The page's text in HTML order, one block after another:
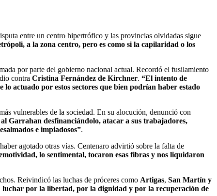
entre un centro hipertrófico y las provincias olvidadas sigue
a la zona centro, pero es como si la capilaridad o los
por parte del gobierno nacional actual. Recordó el fusilamiento
contra Cristina Fernández de Kirchner. “El intento de
actuado por estos sectores que bien podrían haber estado
vulnerables de la sociedad. En su alocución, denunció con
Garrahan desfinanciándolo, atacar a sus trabajadores,
e impiadosos”.
agotado otras vías. Centenaro advirtió sobre la falta de
lo sentimental, tocaron esas fibras y nos liquidaron
Reivindicó las luchas de próceres como Artigas, San Martín y
luchar por la libertad, por la dignidad y por la recuperación de